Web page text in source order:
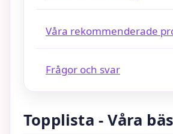
Våra rekommenderade
Frågor och svar
Topplista - Våra